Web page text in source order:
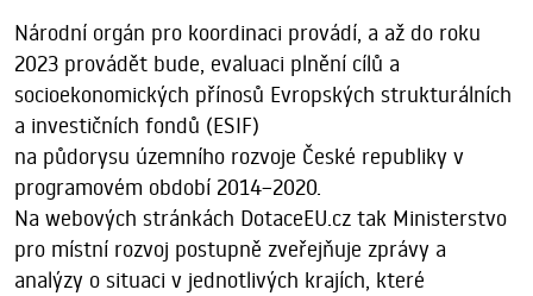
Národní orgán pro koordinaci provádí, a až do roku
2023 provádět bude, evaluaci plnění cílů a
socioekonomických přínosů Evropských strukturálních
a investičních fondů (ESIF)
na půdorysu územního rozvoje České republiky v
programovém období 2014–2020.
Na webových stránkách DotaceEU.cz tak Ministerstvo
pro místní rozvoj postupně zveřejňuje zprávy a
analýzy o situaci v jednotlivých krajích, které